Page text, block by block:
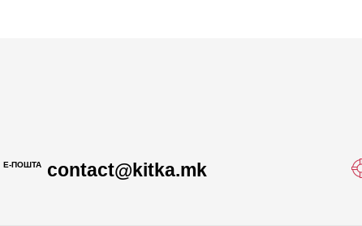
Е-ПОШТА contact@kitka.mk